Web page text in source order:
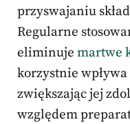
przyswajaniu
Regularne
eliminuje martwe
korzystnie
zwiększając jej
względem